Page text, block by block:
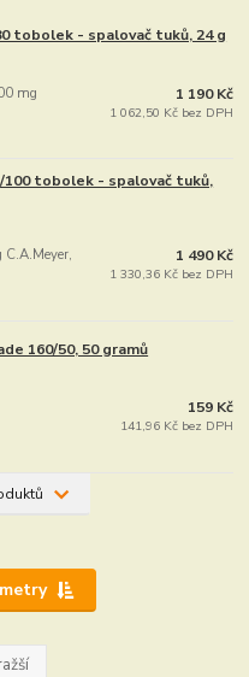
tobolek - spalovač tuků, 24 g
mg 1 190 Kč
1 062,50 Kč bez DPH
100 tobolek - spalovač tuků,
1 490 Kč
1 330,36 Kč bez DPH
160/50, 50 gramů
159 Kč
141,96 Kč bez DPH